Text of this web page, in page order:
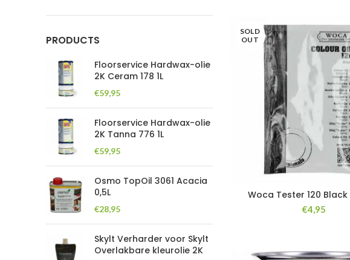
PRODUCTS
Floorservice Hardwax-olie
2K Ceram 178 1L
€59,95
Floorservice Hardwax-olie
2K Tanna 776 1L
€59,95
Osmo TopOil 3061 Acacia
0,5L
€28,95
Skylt Verharder voor Skylt
Overlakbare kleurolie 2K
SOLD
OUT
Woca Tester 120
€4,95